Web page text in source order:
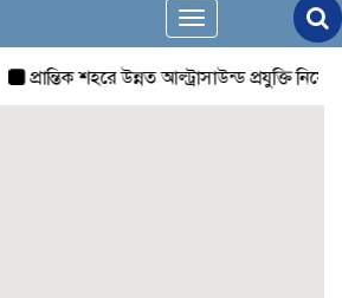
Toggle
navigation
শহরে উন্নত আল্ট্রাসাউন্ড প্রযুক্তি নিয়ে